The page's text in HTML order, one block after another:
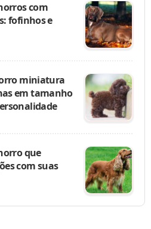
com
fofinhos e
miniatura
em tamanho
que
com suas